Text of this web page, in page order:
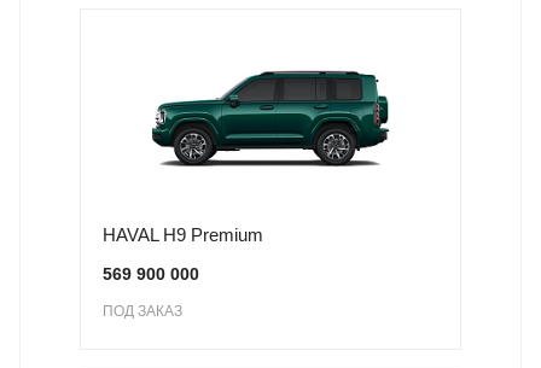
HAVAL H9 Premium
569 900 000
ПОД ЗАКАЗ